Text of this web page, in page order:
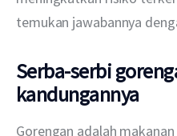
temukan jawabannya
Serba-serbi
kandungannya
Gorengan adalah